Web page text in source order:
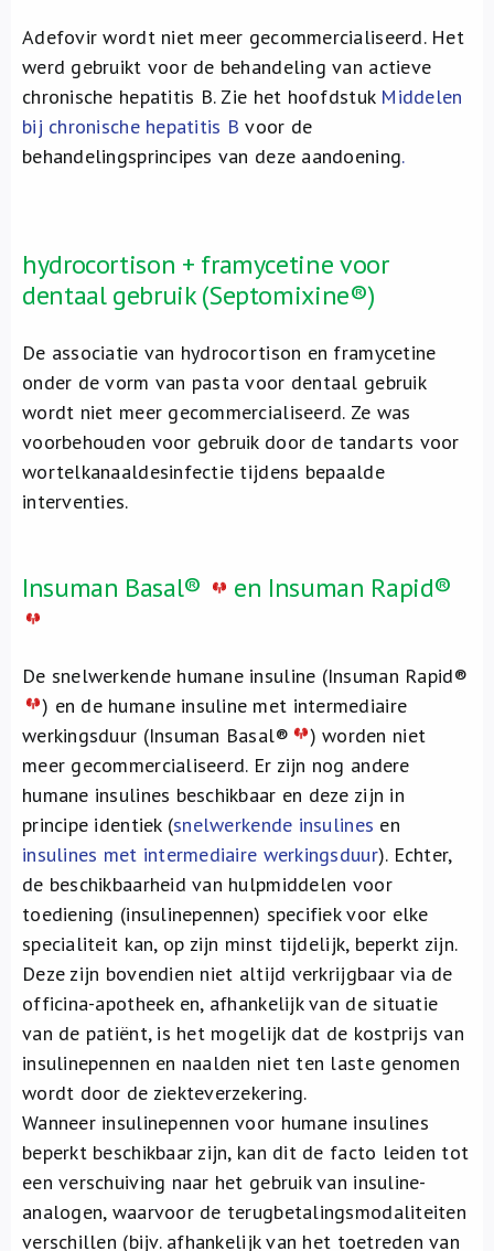
Adefovir wordt niet meer gecommercialiseerd. Het
werd gebruikt voor de behandeling van actieve
chronische hepatitis B. Zie het hoofdstuk Middelen
bij chronische hepatitis B voor de
behandelingsprincipes van deze aandoening.
hydrocortison + framycetine voor
dentaal gebruik (Septomixine®)
De associatie van hydrocortison en framycetine
onder de vorm van pasta voor dentaal gebruik
wordt niet meer gecommercialiseerd. Ze was
voorbehouden voor gebruik door de tandarts voor
wortelkanaaldesinfectie tijdens bepaalde
interventies.
Insuman Basal® en Insuman Rapid®
De snelwerkende humane insuline (Insuman Rapid®
) en de humane insuline met intermediaire
werkingsduur (Insuman Basal®
) worden niet
meer gecommercialiseerd. Er zijn nog andere
humane insulines beschikbaar en deze zijn in
principe identiek (snelwerkende insulines en
insulines met intermediaire werkingsduur). Echter,
de beschikbaarheid van hulpmiddelen voor
toediening (insulinepennen) specifiek voor elke
specialiteit kan, op zijn minst tijdelijk, beperkt zijn.
Deze zijn bovendien niet altijd verkrijgbaar via de
officina-apotheek en, afhankelijk van de situatie
van de patiënt, is het mogelijk dat de kostprijs van
insulinepennen en naalden niet ten laste genomen
wordt door de ziekteverzekering.
Wanneer insulinepennen voor humane insulines
beperkt beschikbaar zijn, kan dit de facto leiden tot
een verschuiving naar het gebruik van insuline-
analogen, waarvoor de terugbetalingsmodaliteiten
verschillen (bijv. afhankelijk van het toetreden van